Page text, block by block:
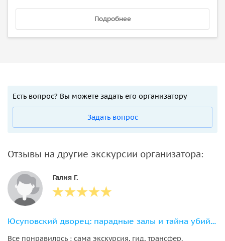
Подробнее
Есть вопрос? Вы можете задать его организатору
Задать вопрос
Отзывы на другие экскурсии организатора:
Галия Г.
Юсуповский дворец: парадные залы и тайна убийства Распутина
Все понравилось : сама экскурсия, гид, трансфер.